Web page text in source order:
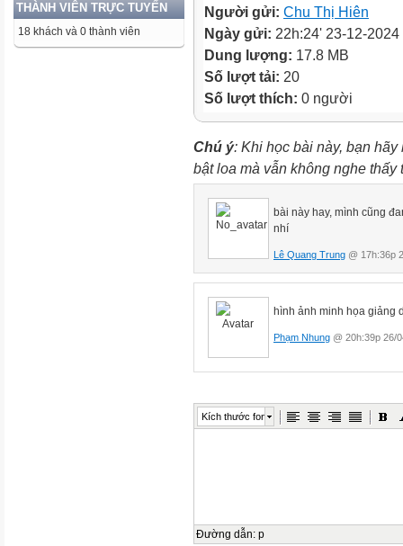
THÀNH VIÊN TRỰC TUYẾN
18 khách và 0 thành viên
Người gửi: Chu Thị Hiên
Ngày gửi: 22h:24' 23-12-2024
Dung lượng: 17.8 MB
Số lượt tải: 20
Số lượt thích: 0 người
Chú ý: Khi học bài này, bạn
bật loa mà vẫn không nghe
bài này hay, mình cũng
nhí
Lê Quang Trung @ 17h:36p
hình ảnh minh họa giảng
Phạm Nhung @ 20h:39p 26/
Kích thước font
Đường dẫn: p